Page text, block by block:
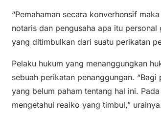
“Pemahaman secara konverhensif
notaris dan pengusaha apa itu
yang ditimbulkan dari suatu perikatan
Pelaku hukum yang menanggungkan
sebuah perikatan penanggungan.
yang belum paham tentang hal ini.
mengetahui reaiko yang timbul,”